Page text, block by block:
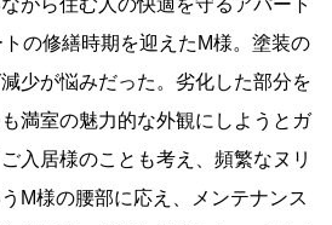
がら住む人の快適を守るアパート
の修繕時期を迎えたM様。塗装の
少が悩みだった。劣化した部分を
満室の魅力的な外観にしようとガ
入居様のことも考え、頻繁なヌリ
M様の腰部に応え、メンテナンス